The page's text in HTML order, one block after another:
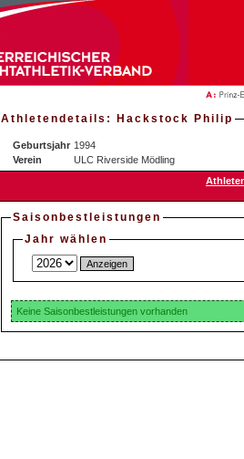
Athletendetails: Hackstock Philip
Geburtsjahr 1994
Verein
ULC Riverside Mödling
Saisonbestleistungen
Jahr wählen
Keine Saisonbestleistungen vorhanden